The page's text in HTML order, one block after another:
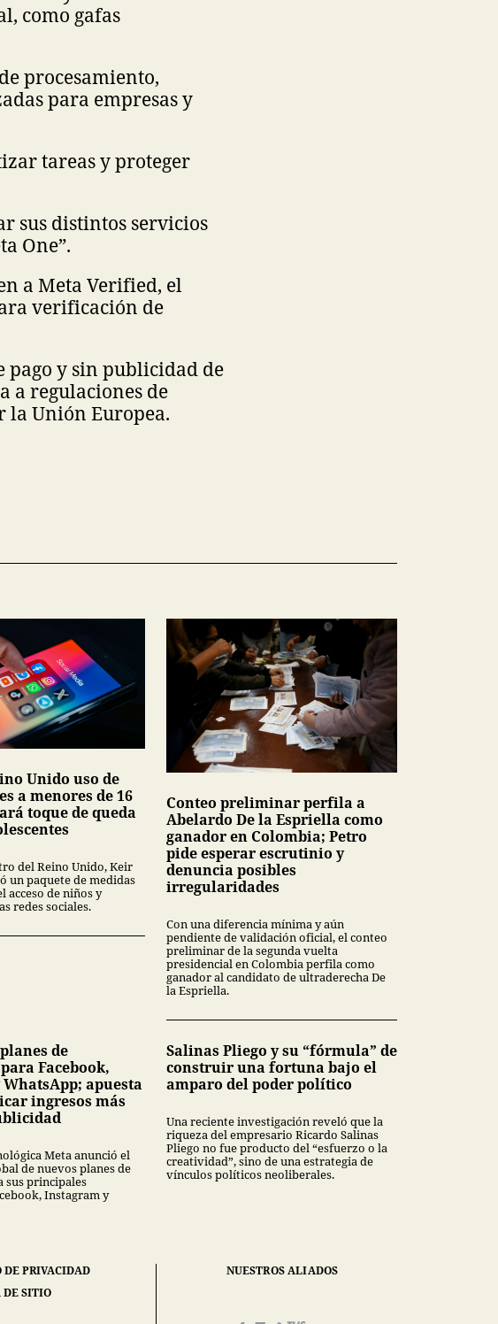
como gafas
procesamiento,
para empresas y
tareas y proteger
sus distintos servicios
One”.
a Meta Verified, el
verificación de
pago y sin publicidad de
a regulaciones de
la Unión Europea.
Unido uso de
a menores de 16
toque de queda
del Reino Unido, Keir
un paquete de medidas
acceso de niños y
redes sociales.
Conteo preliminar perfila a
Abelardo De la Espriella como
ganador en Colombia; Petro
pide esperar escrutinio y
denuncia posibles
irregularidades
Con una diferencia mínima y aún
pendiente de validación oficial, el conteo
preliminar de la segunda vuelta
presidencial en Colombia perfila como
ganador al candidato de ultraderecha De
la Espriella.
de
Facebook,
apuesta
ingresos más
Meta anunció el
de nuevos planes de
sus principales
Instagram y
Salinas Pliego y su “fórmula” de
construir una fortuna bajo el
amparo del poder político
Una reciente investigación reveló que la
riqueza del empresario Ricardo Salinas
Pliego no fue producto del “esfuerzo o la
creatividad”, sino de una estrategia de
vínculos políticos neoliberales.
DE PRIVACIDAD
DE SITIO
NUESTROS ALIADOS